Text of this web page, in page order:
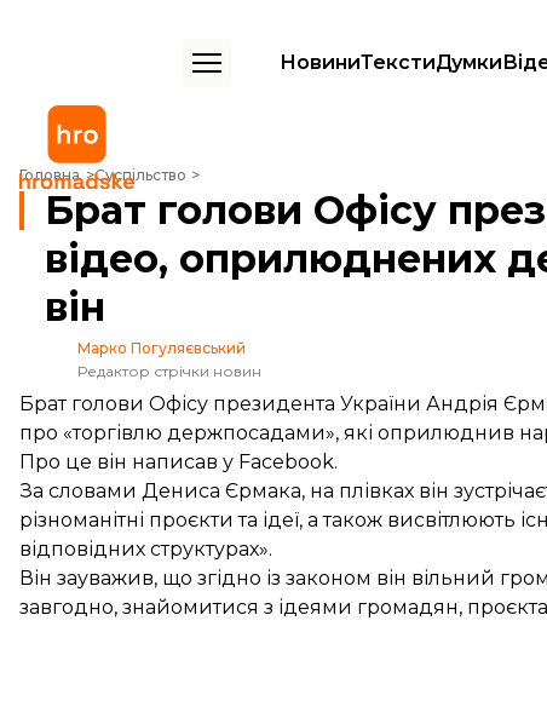
НовиниТекстиДумки
Головна Суспільство
Брат голови Офісу президента визнав, що на відео, оприлюднених
Брат голови Офісу
відео, оприлюднених
він
Марко Погуляєвський
Редактор стрічки новин
Брат голови Офісу президента України Андрія
про «торгівлю держпосадами», які оприлюднив
Про це він написав у Facebook.
За словами Дениса Єрмака, на плівках він
різноманітні проєкти та ідеї, а також висвітлюють
відповідних структурах».
Він зауважив, що згідно із законом він вільний
завгодно, знайомитися з ідеями громадян,